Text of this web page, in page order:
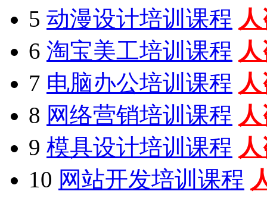
5 动漫设计培训课程
6 淘宝美工培训课程
7 电脑办公培训课程
8 网络营销培训课程
9 模具设计培训课程
10 网站开发培训课程